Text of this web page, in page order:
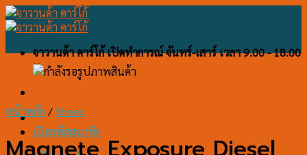
Skip
to
จาวานด้า คาร์โก้ เปิดทำการณ์ จันทร์-เสาร์ เวลา 9.00 - 18.00
น.
เปิดรหัสสมาชิก
หน้าหลัก /Shoes